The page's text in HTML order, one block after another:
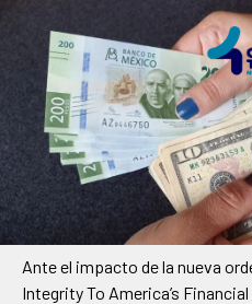
Ante el impacto de la nueva
Integrity To America’s